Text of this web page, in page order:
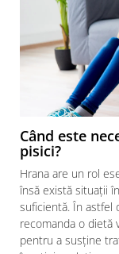
Când este
pisici?
Hrana are un rol
însă există situații
suficientă. În astfel
recomanda o dietă
pentru a susține